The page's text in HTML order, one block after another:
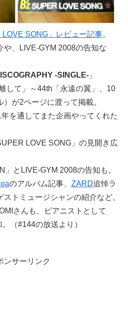
LOVE SONG」レビュー記事。
や、LIVE-GYM 2008の告知な
-SINGLE- 」
して」～44th「永遠の翼」、10
が2ページに渡って掲載。
を通してまた企画やってくれた
LOVE SONG」の見開き広
」とLIVE-GYM 2008の告知も。
のアルバム記事、 ZARD追悼ラ
トミュージシャンの紹介など。
さんも、ピアニストとして
（#144の放送より）
ンサーリンク